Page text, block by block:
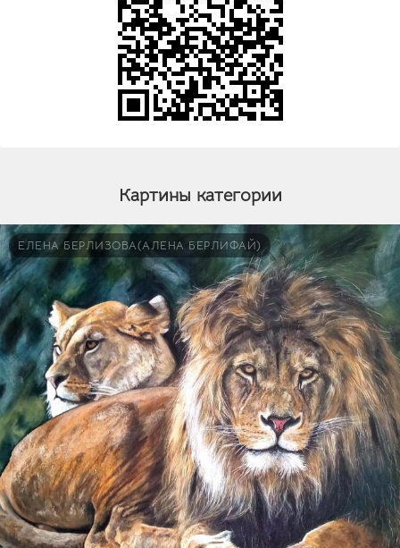
Картины категории
ЕЛЕНА БЕРЛИЗОВА(АЛЕНА БЕРЛИФАЙ)